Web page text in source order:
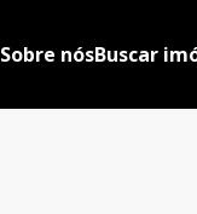
Sobre nósBuscar